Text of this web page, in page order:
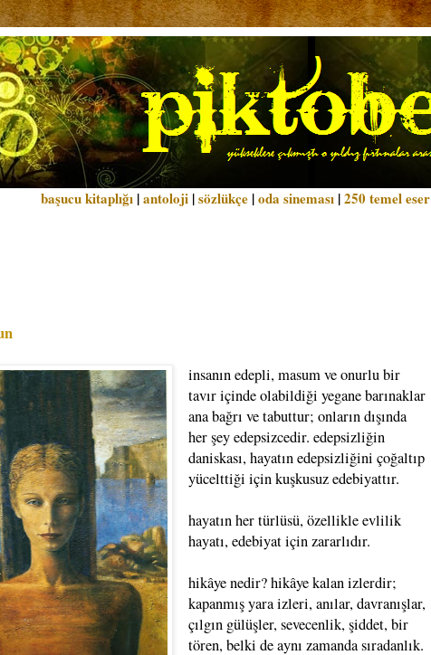
başucu kitaplığı |antoloji |sözlükçe |oda sineması |250 temel eser
insanın edepli, masum ve onurlu bir
tavır içinde olabildiği yegane barınaklar
ana bağrı ve tabuttur; onların dışında
her şey edepsizcedir. edepsizliğin
daniskası, hayatın edepsizliğini çoğaltıp
yücelttiği için kuşkusuz edebiyattır.
hayatın her türlüsü, özellikle evlilik
hayatı, edebiyat için zararlıdır.
hikâye nedir? hikâye kalan izlerdir;
kapanmış yara izleri, anılar, davranışlar,
çılgın gülüşler, sevecenlik, şiddet, bir
tören, belki de aynı zamanda sıradanlık.